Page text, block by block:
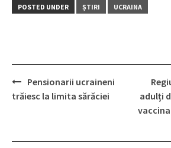
POSTED UNDER ȘTIRI UCRAINA
Post
Pensionarii ucraineni
trăiesc la limita sărăciei
adulți